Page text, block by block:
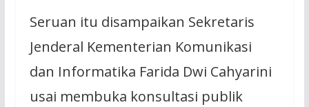
Seruan itu disampaikan Sekretaris
Jenderal Kementerian Komunikasi
dan Informatika Farida Dwi Cahyarini
usai membuka konsultasi publik